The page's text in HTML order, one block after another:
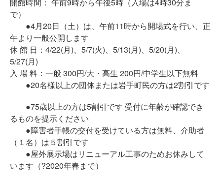
で）
●4月20日（土）は、午前11時から開場式を行い、正
午より一般公開します
休 館 日：4/22(月)、5/7(火)、5/13(月)、5/20(月)、
5/27(月)
入 場 料：一般 300円/大・高生 200円/中学生以下無料
●20名様以上の団体または岩手町民の方は2割引です
●75歳以上の方は5割引です 受付に年齢が確認でき
るものを提示ください
●障害者手帳の交付を受けている方は無料、介助者
（１名）は５割引です
●屋外展示場はリニューアル工事のためお休みして
います（?2020年春まで）